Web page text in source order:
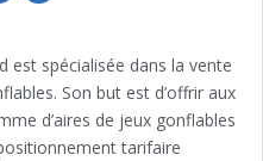
est spécialisée dans la vente
Son but est d’offrir aux
d’aires de jeux gonflables
tarifaire